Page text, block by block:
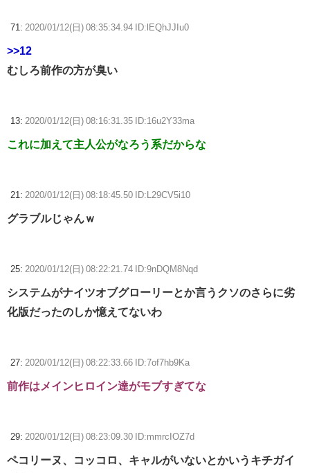
71: 2020/01/12(日) 08:35:34.94 ID:lEQhJJIu0
>>12
むしろ前作の方が臭い
13: 2020/01/12(日) 08:16:31.35 ID:16u2Y33ma
これに加えて主人公がなろう系だからな
21: 2020/01/12(日) 08:18:45.50 ID:L29CV5i10
グラブルじゃんｗ
25: 2020/01/12(日) 08:22:21.74 ID:9nDQM8Nqd
システムがナイツオブグローリーとか言うクソのさらに劣
化版だったのしか憶えてないわ
27: 2020/01/12(日) 08:22:33.66 ID:7of7hb9Ka
前作はメインヒロイン達がモブすぎてな
29: 2020/01/12(日) 08:23:09.30 ID:mmrcIOZ7d
ペコリーヌ、コッコロ、キャルがいないとかいうキチガイ